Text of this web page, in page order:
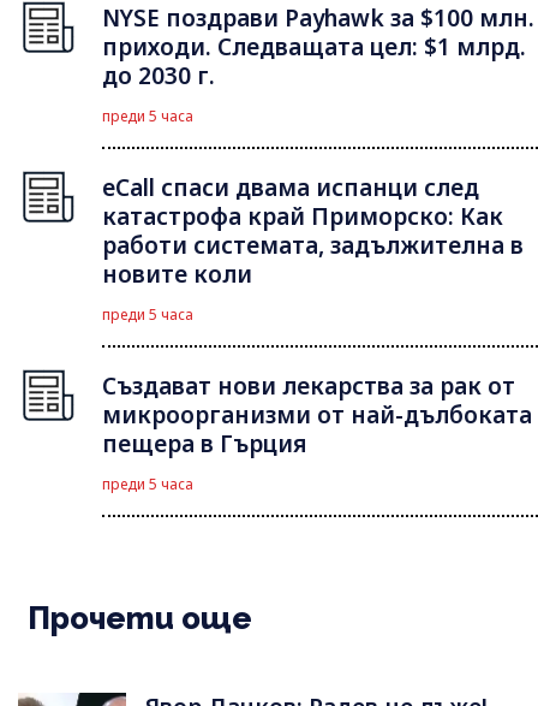
NYSE поздрави Payhawk за $100 млн.
приходи. Следващата цел: $1 млрд.
до 2030 г.
преди 5 часа
eCall спаси двама испанци след
катастрофа край Приморско: Как
работи системата, задължителна в
новите коли
преди 5 часа
Създават нови лекарства за рак от
микроорганизми от най-дълбоката
пещера в Гърция
преди 5 часа
Прочети още